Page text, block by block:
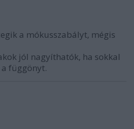
a mókusszabályt, mégis
jól nagyíthatók, ha sokkal
függönyt.